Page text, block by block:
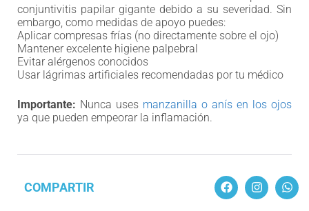
conjuntivitis papilar gigante debido a su severidad. Sin
embargo, como medidas de apoyo puedes:
Aplicar compresas frías (no directamente sobre el ojo)
Mantener excelente higiene palpebral
Evitar alérgenos conocidos
Usar lágrimas artificiales recomendadas por tu médico
Importante: Nunca uses manzanilla o anís en los ojos
ya que pueden empeorar la inflamación.
COMPARTIR